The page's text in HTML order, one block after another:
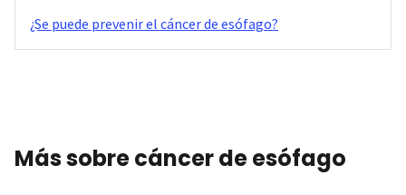
¿Se puede prevenir el cáncer de esófago?
Más sobre cáncer de esófago